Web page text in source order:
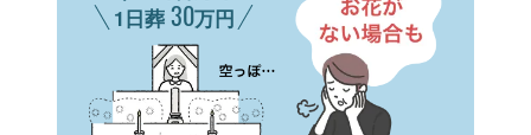
1日葬 30万円